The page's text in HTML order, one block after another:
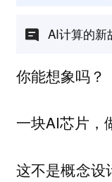
AI计算的新
你能想象吗？
一块AI芯片，
这不是概念设